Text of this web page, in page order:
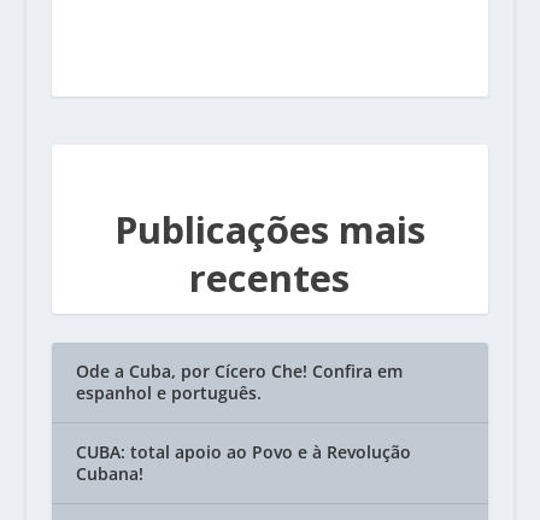
Publicações mais
recentes
Ode a Cuba, por Cícero Che! Confira em
espanhol e português.
CUBA: total apoio ao Povo e à Revolução
Cubana!